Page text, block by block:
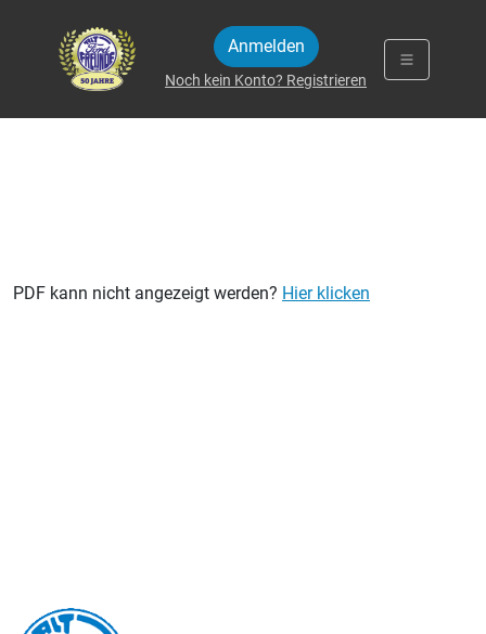
Anmelden
Noch kein Konto? Registrieren
PDF kann nicht angezeigt werden? Hier klicken